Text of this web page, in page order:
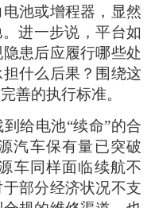
池或增程器，显然
进一步说，平台如
患后应履行哪些处
什么后果？围绕这
善的执行标准。
给电池“续命”的合
汽车保有量已突破
车同样面临续航不
部分经济状况不支